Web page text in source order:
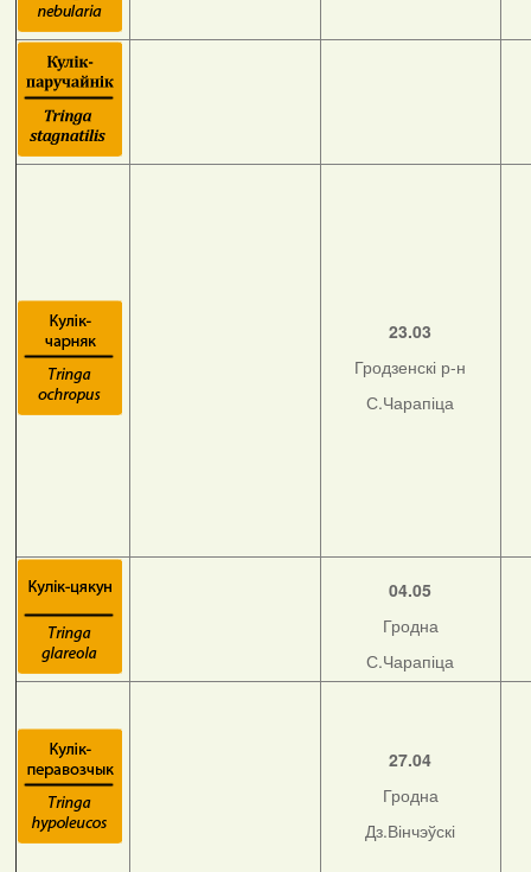
23.03
Гродзенскі р-н
С.Чарапіца
04.05
Гродна
С.Чарапіца
27.04
Гродна
Дз.Вінчэўскі